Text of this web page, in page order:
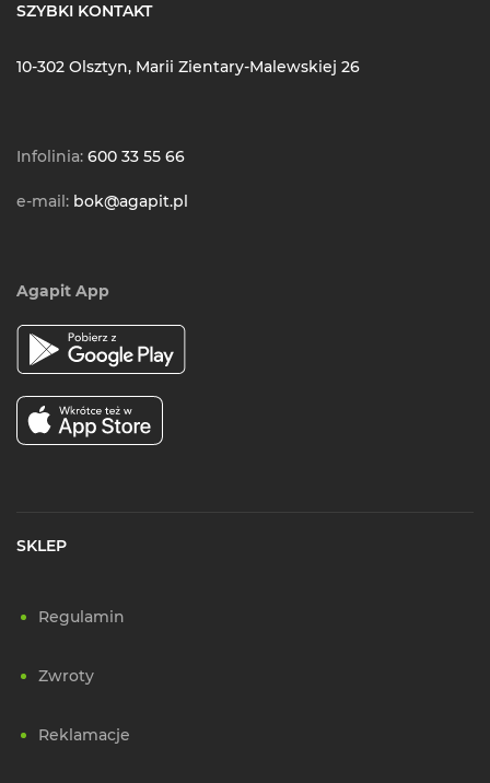
SZYBKI KONTAKT
10-302 Olsztyn, Marii Zientary-Malewskiej 26
Infolinia: 600 33 55 66
e-mail: bok@agapit.pl
Agapit App
SKLEP
Regulamin
Zwroty
Reklamacje